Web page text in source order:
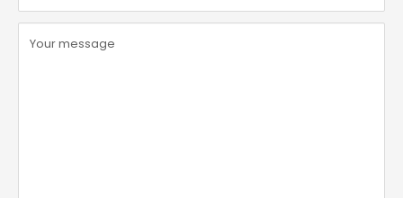
Your message